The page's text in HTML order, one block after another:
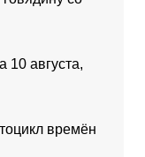
10 августа,
времён